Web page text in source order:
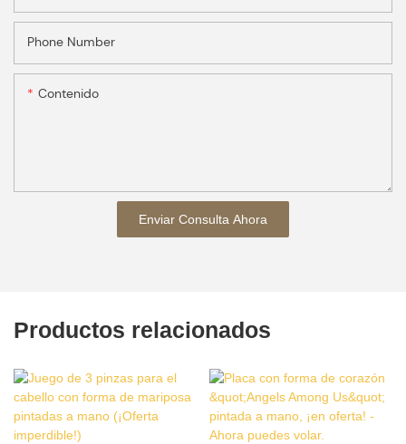
Phone Number
Contenido
Enviar Consulta Ahora
Productos relacionados